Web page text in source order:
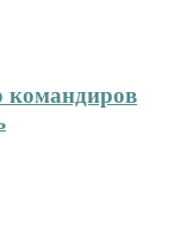
командиров